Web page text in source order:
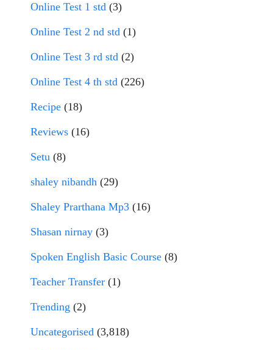
Online Test 1 std (3)
Online Test 2 nd std (1)
Online Test 3 rd std (2)
Online Test 4 th std (226)
Recipe (18)
Reviews (16)
Setu (8)
shaley nibandh (29)
Shaley Prarthana Mp3 (16)
Shasan nirnay (3)
Spoken English Basic Course (8)
Teacher Transfer (1)
Trending (2)
Uncategorised (3,818)